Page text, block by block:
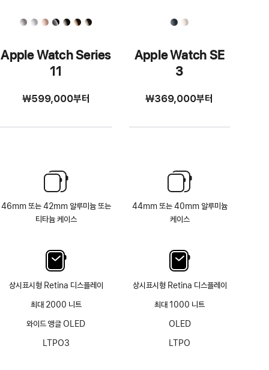
Apple Watch Series
11
₩599,000부터
46mm 또는 42mm 알루미늄 또는
티타늄 케이스
상시표시형 Retina 디스플레이
최대 2000 니트
와이드 앵글 OLED
LTPO3
Apple Watch SE
3
₩369,000부터
44mm 또는 40mm 알루미늄
케이스
상시표시형 Retina 디스플레이
최대 1000 니트
OLED
LTPO